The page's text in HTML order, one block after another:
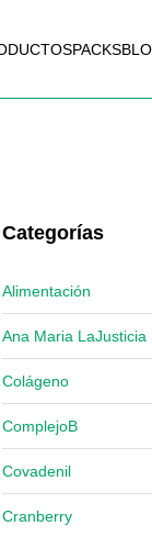
PACKS
Categorías
Alimentación
Ana Maria LaJusticia
Colágeno
ComplejoB
Covadenil
Cranberry